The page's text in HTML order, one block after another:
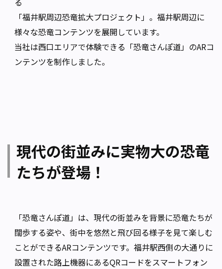
「福井駅周辺恐竜拡大プロジェクト」。福井駅周辺に
様々な恐竜コンテンツを展開しています。
当社は西口エリアで体験できる「恐竜さんぽ道」のARコ
ンテンツを制作しました。
現代の街並みに実物大の恐竜
たちが登場！
「恐竜さんぽ道」は、現代の街並みを背景に恐竜たちが
闊歩する姿や、街中を悠然と飛び回る様子を見て楽しむ
ことができるARコンテンツです。福井駅西側の大通りに
設置された路上機器にあるQRコードをスマートフォン